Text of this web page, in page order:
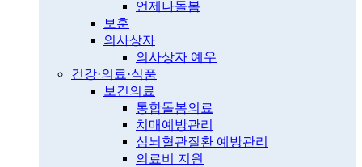
언제나돌봄
보훈
의사상자
의사상자 예우
건강·의료·식품
보건의료
통합돌봄의료
치매예방관리
심뇌혈관질환 예방관리
의료비 지원